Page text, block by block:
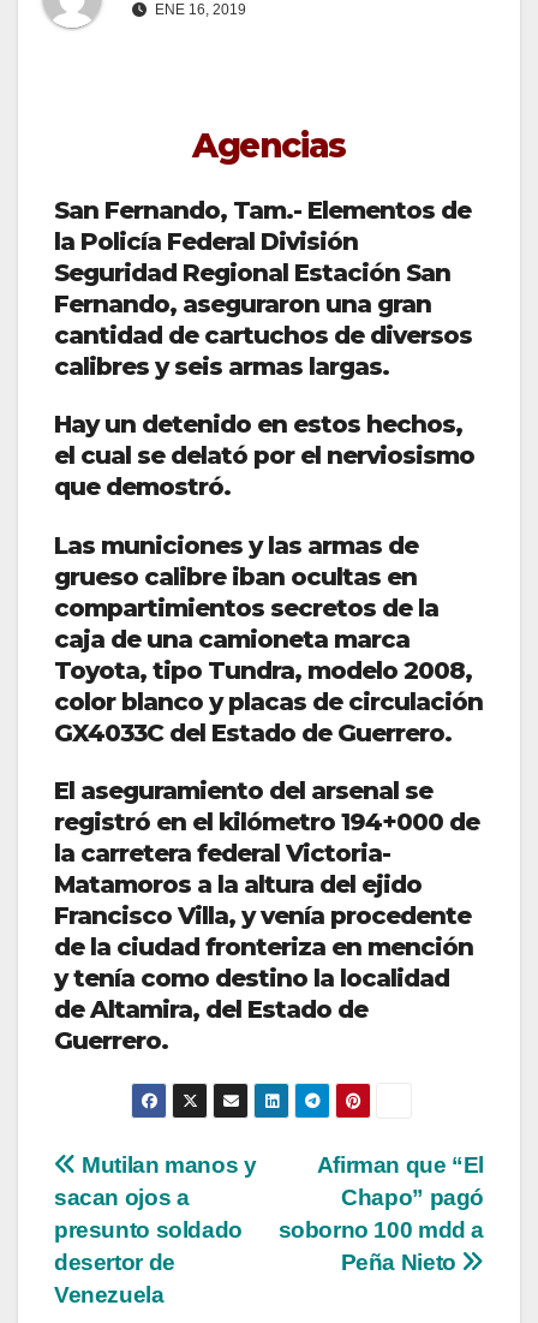
ENE 16, 2019
Agencias
San Fernando, Tam.- Elementos de
la Policía Federal División
Seguridad Regional Estación San
Fernando, aseguraron una gran
cantidad de cartuchos de diversos
calibres y seis armas largas.
Hay un detenido en estos hechos,
el cual se delató por el nerviosismo
que demostró.
Las municiones y las armas de
grueso calibre iban ocultas en
compartimientos secretos de la
caja de una camioneta marca
Toyota, tipo Tundra, modelo 2008,
color blanco y placas de circulación
GX4033C del Estado de Guerrero.
El aseguramiento del arsenal se
registró en el kilómetro 194+000 de
la carretera federal Victoria-
Matamoros a la altura del ejido
Francisco Villa, y venía procedente
de la ciudad fronteriza en mención
y tenía como destino la localidad
de Altamira, del Estado de
Guerrero.
Navegación
de
entradas
Afirman que “El
Chapo” pagó
soborno 100 mdd a
Peña Nieto
Mutilan manos y
sacan ojos a
presunto soldado
desertor de
Venezuela